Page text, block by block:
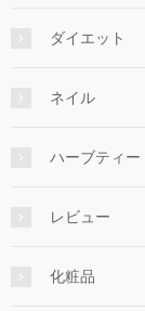
ダイエット
ネイル
ハーブティー
レビュー
化粧品